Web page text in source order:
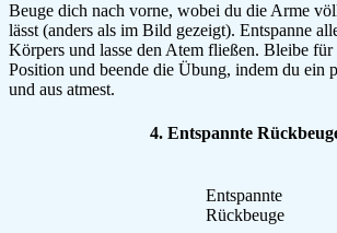
Beuge dich nach vorne, wobei du die Arme
lässt (anders als im Bild gezeigt). Entspanne
Körpers und lasse den Atem fließen. Bleibe
Position und beende die Übung, indem du ein
und aus atmest.
4. Entspannte
Entspannte
Rückbeuge